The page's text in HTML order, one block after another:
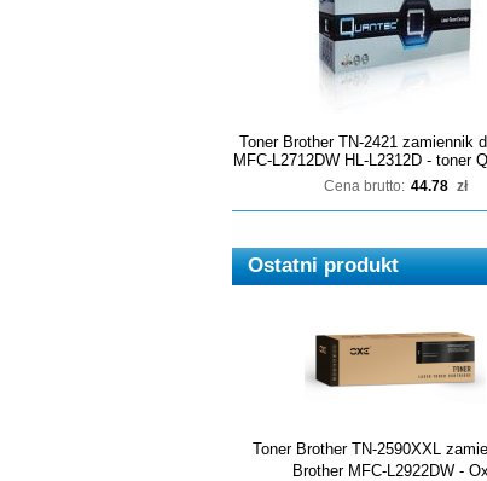
Toner Brother TN-2421 zamiennik
MFC-L2712DW HL-L2312D - toner
Cena brutto: 44.78 zł
Ostatni produkt
Toner Brother TN-2590XXL
Brother MFC-L2922DW -